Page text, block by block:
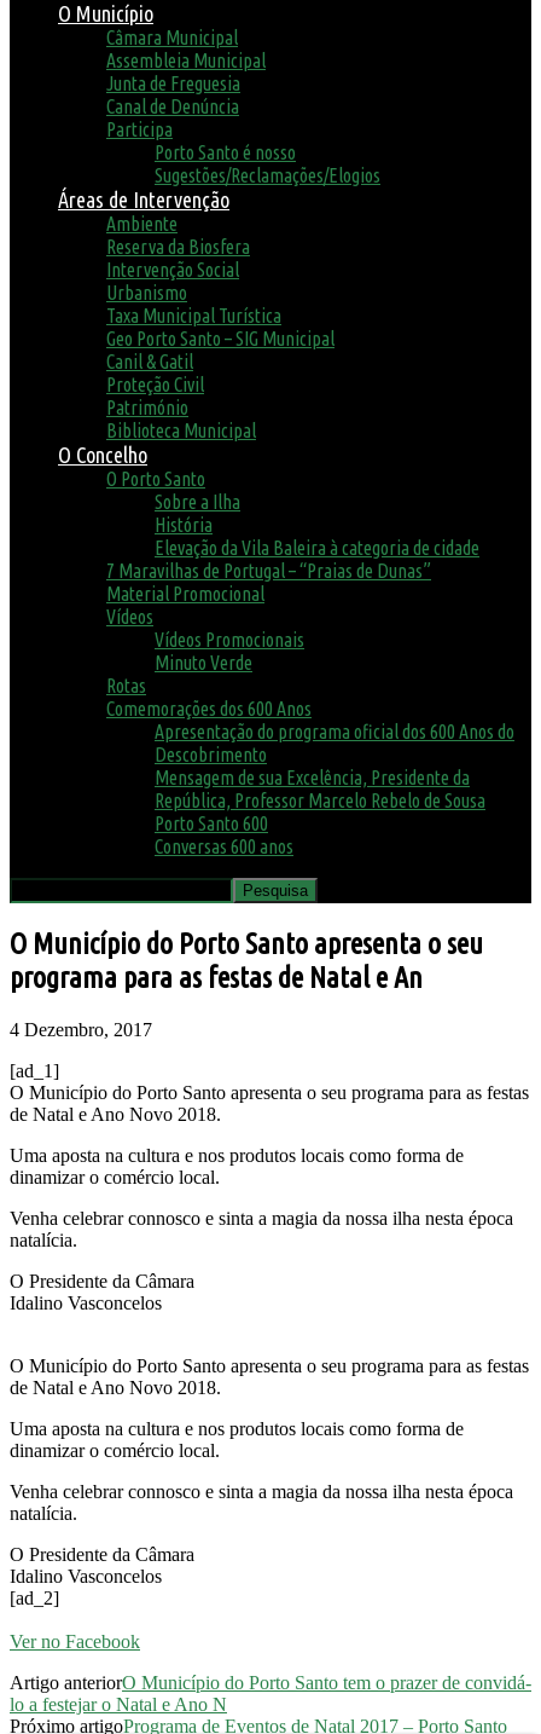
O Município
Câmara Municipal
Assembleia Municipal
Junta de Freguesia
Canal de Denúncia
Participa
Porto Santo é nosso
Sugestões/Reclamações/Elogios
Áreas de Intervenção
Ambiente
Reserva da Biosfera
Intervenção Social
Urbanismo
Taxa Municipal Turística
Geo Porto Santo – SIG Municipal
Canil & Gatil
Proteção Civil
Património
Biblioteca Municipal
O Concelho
O Porto Santo
Sobre a Ilha
História
Elevação da Vila Baleira à categoria de cidade
7 Maravilhas de Portugal – “Praias de Dunas”
Material Promocional
Vídeos
Vídeos Promocionais
Minuto Verde
Rotas
Comemorações dos 600 Anos
Apresentação do programa oficial dos 600 Anos do
Descobrimento
Mensagem de sua Excelência, Presidente da
República, Professor Marcelo Rebelo de Sousa
Porto Santo 600
Conversas 600 anos
O Município do Porto Santo apresenta o seu
programa para as festas de Natal e An
4 Dezembro, 2017
[ad_1]
O Município do Porto Santo apresenta o seu programa para as festas
de Natal e Ano Novo 2018.
Uma aposta na cultura e nos produtos locais como forma de
dinamizar o comércio local.
Venha celebrar connosco e sinta a magia da nossa ilha nesta época
natalícia.
O Presidente da Câmara
Idalino Vasconcelos
O Município do Porto Santo apresenta o seu programa para as festas
de Natal e Ano Novo 2018.
Uma aposta na cultura e nos produtos locais como forma de
dinamizar o comércio local.
Venha celebrar connosco e sinta a magia da nossa ilha nesta época
natalícia.
O Presidente da Câmara
Idalino Vasconcelos
[ad_2]
Ver no Facebook
Artigo anteriorO Município do Porto Santo tem o prazer de convidá-
lo a festejar o Natal e Ano N
Próximo artigoPrograma de Eventos de Natal 2017 – Porto Santo